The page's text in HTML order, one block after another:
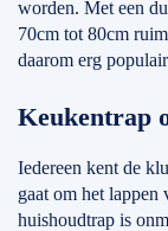
worden. Met een
70cm tot 80cm
daarom erg
Keukentrap
Iedereen kent de
gaat om het lappen
huishoudtrap is